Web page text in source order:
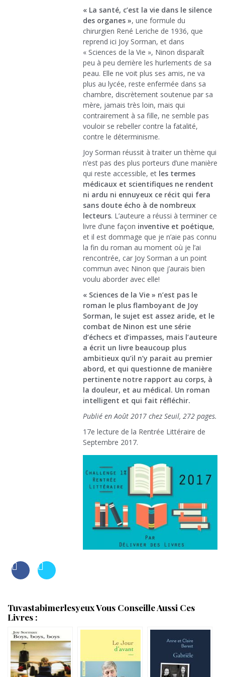
« La santé, c’est la vie dans le silence
des organes », une formule du
chirurgien René Leriche de 1936, que
reprend ici Joy Sorman, et dans
« Sciences de la Vie », Ninon disparaît
peu à peu derrière les hurlements de sa
peau. Elle ne voit plus ses amis, ne va
plus au lycée, reste enfermée dans sa
chambre, discrètement soutenue par sa
mère, jamais très loin, mais qui
contrairement à sa fille, ne semble pas
vouloir se rebeller contre la fatalité,
contre le déterminisme.
Joy Sorman réussit à traiter un thème qui
n’est pas des plus porteurs d’une manière
qui reste accessible, et les termes
médicaux et scientifiques ne rendent
ni ardu ni ennuyeux ce récit qui fera
sans doute écho à de nombreux
lecteurs. L’auteure a réussi à terminer ce
livre d’une façon inventive et poétique,
et il est dommage que je n’aie pas connu
la fin du roman au moment où je l’ai
rencontrée, car Joy Sorman a un point
commun avec Ninon que j’aurais bien
voulu aborder avec elle!
« Sciences de la Vie » n’est pas le
roman le plus flamboyant de Joy
Sorman, le sujet est assez aride, et le
combat de Ninon est une série
d’échecs et d’impasses, mais l’auteure
a écrit un livre beaucoup plus
ambitieux qu’il n’y parait au premier
abord, et qui questionne de manière
pertinente notre rapport au corps, à
la douleur, et au médical. Un roman
intelligent et qui fait réfléchir.
Publié en Août 2017 chez Seuil, 272 pages.
17e lecture de la Rentrée Littéraire de
Septembre 2017.
Tuvastabimerlesyeux Vous Conseille Aussi Ces
Livres :